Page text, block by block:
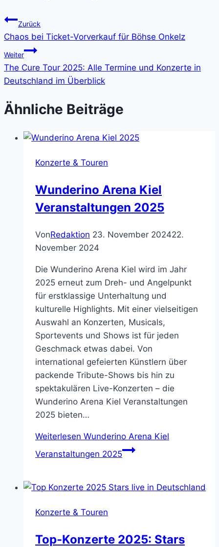
Zurück
Chaos bei Ticket-Vorverkauf für Böhse Onkelz
Weiter
The Cure Tour 2025: Alle Termine und Konzerte in
Deutschland im Überblick
Ähnliche Beiträge
Konzerte & Touren
Wunderino Arena Kiel
Veranstaltungen 2025
VonRedaktion 23. November 202422.
November 2024
Die Wunderino Arena Kiel wird im Jahr
2025 erneut zum Dreh- und Angelpunkt
für erstklassige Unterhaltung und
kulturelle Highlights. Mit einer vielseitigen
Auswahl an Konzerten, Musicals,
Sportevents und Shows ist für jeden
Geschmack etwas dabei. Von
international gefeierten Künstlern über
packende Tribute-Shows bis hin zu
spektakulären Live-Konzerten – die
Wunderino Arena Kiel Veranstaltungen
2025 bieten…
Weiterlesen Wunderino Arena Kiel
Veranstaltungen 2025
Konzerte & Touren
Top-Konzerte 2025: Stars